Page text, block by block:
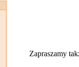
Zapraszamy